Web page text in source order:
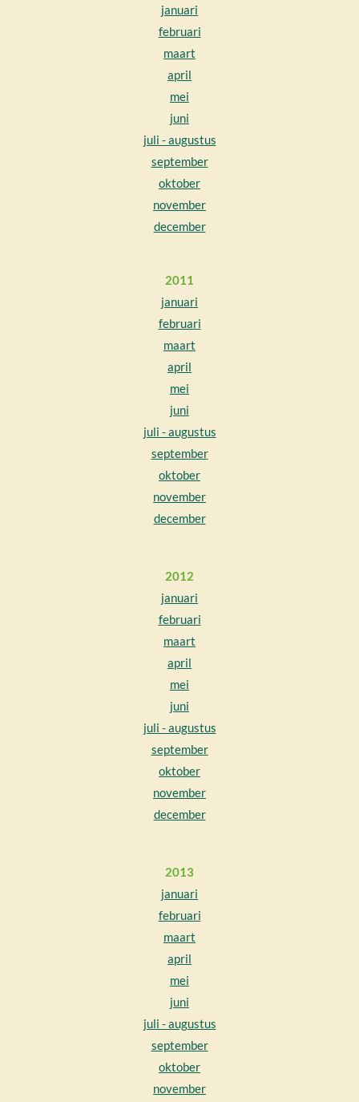
januari
februari
maart
april
mei
juni
juli - augustus
september
oktober
november
december
2011
januari
februari
maart
april
mei
juni
juli - augustus
september
oktober
november
december
2012
januari
februari
maart
april
mei
juni
juli - augustus
september
oktober
november
december
2013
januari
februari
maart
april
mei
juni
juli - augustus
september
oktober
november